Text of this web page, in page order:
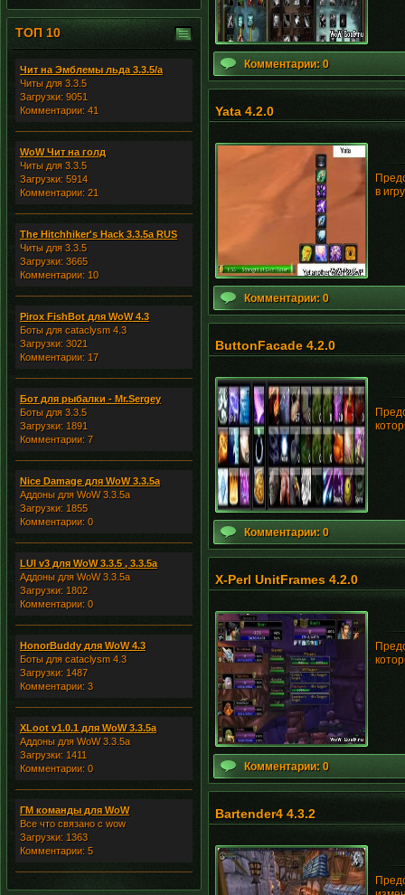
ТОП 10
Чит на Эмблемы льда 3.3.5/а
Читы для 3.3.5
Загрузки: 9051
Комментарии: 41
WoW Чит на голд
Читы для 3.3.5
Загрузки: 5914
Комментарии: 21
The Hitchhiker's Hack 3.3.5a RUS
Читы для 3.3.5
Загрузки: 3665
Комментарии: 10
Pirox FishBot для WoW 4.3
Боты для cataclysm 4.3
Загрузки: 3021
Комментарии: 17
Бот для рыбалки - Mr.Sergey
Боты для 3.3.5
Загрузки: 1891
Комментарии: 7
Nice Damage для WoW 3.3.5a
Аддоны для WoW 3.3.5a
Загрузки: 1855
Комментарии: 0
LUI v3 для WoW 3.3.5 , 3.3.5a
Аддоны для WoW 3.3.5a
Загрузки: 1802
Комментарии: 0
HonorBuddy для WoW 4.3
Боты для cataclysm 4.3
Загрузки: 1487
Комментарии: 3
XLoot v1.0.1 для WoW 3.3.5a
Аддоны для WoW 3.3.5a
Загрузки: 1411
Комментарии: 0
ГМ команды для WoW
Все что связано с wow
Загрузки: 1363
Комментарии: 5
Комментарии: 0
Yata 4.2.0
в
Комментарии: 0
ButtonFacade 4.2.0
Комментарии: 0
X-Perl UnitFrames 4.2.0
Комментарии: 0
Bartender4 4.3.2